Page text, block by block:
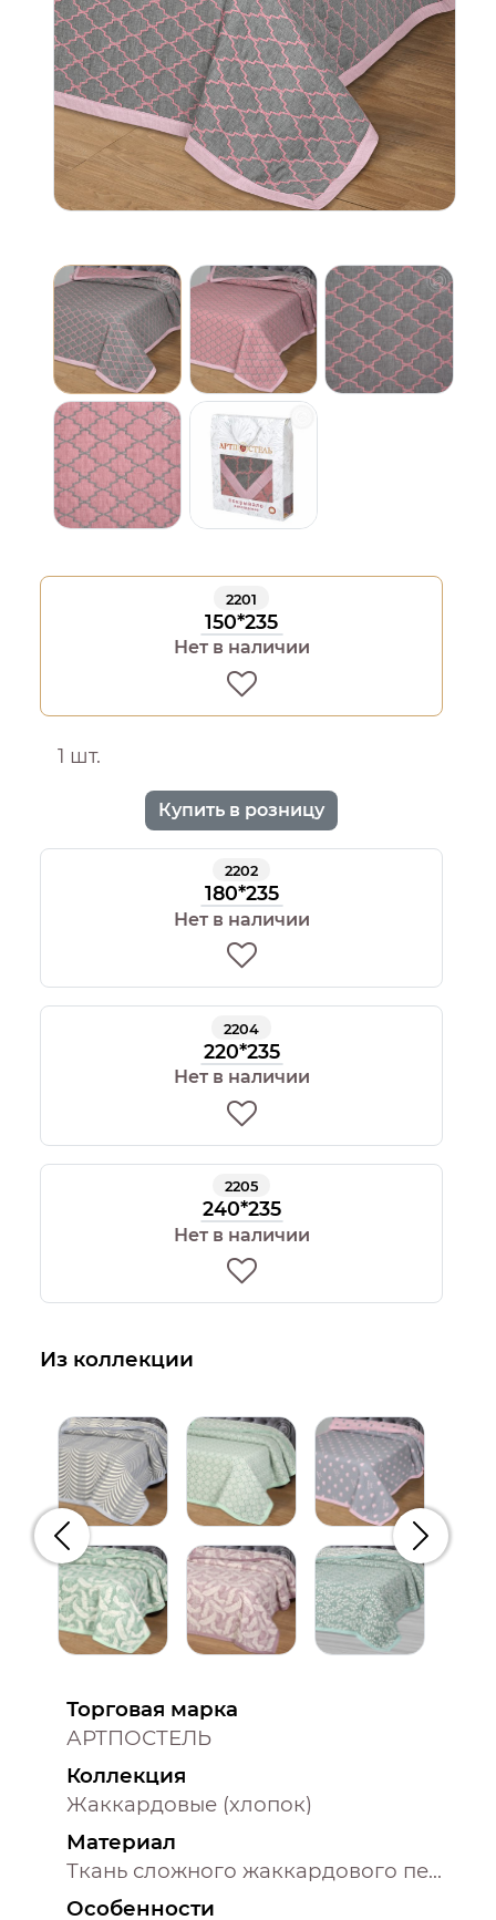
2201
150*235
Нет в наличии
1 шт.
Купить в розницу
2202
180*235
Нет в наличии
2204
220*235
Нет в наличии
2205
240*235
Нет в наличии
Из коллекции
Предыдущий
Торговая марка
АРТПОСТЕЛЬ
Коллекция
Жаккардовые (хлопок)
Материал
Ткань сложного жаккардового переплетения внутри п/э нитка
Особенности